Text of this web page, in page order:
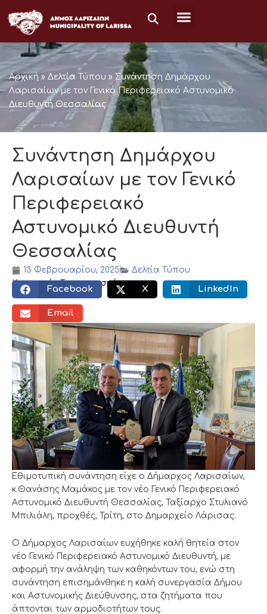
στο
περιεχόμενο
Αρχική » Δελτία Τύπου » Συνάντηση Δημάρχου
Λαρισαίων με τον Γενικό Περιφερειακό Αστυνομικό
Διευθυντή Θεσσαλίας
Συνάντηση Δημάρχου
Λαρισαίων με τον Γενικό
Περιφερειακό
Αστυνομικό Διευθυντή
Θεσσαλίας
13 Φεβρουαρίου, 2025
Δελτία Τύπου
Κοινωνικός διαμοιρασμός:
Facebook X LinkedIn
Email
Εθιμοτυπική συνάντηση είχε ο Δήμαρχος Λαρισαίων,
κ.Θανάσης Μαμάκος με τον νέο Γενικό Περιφερειακό
Αστυνομικό Διευθυντή Θεσσαλίας, Ταξίαρχο Στυλιανό
Μπιλιάλη, προχθές, Τρίτη, στο Δημαρχείο Λάρισας.
Ο Δήμαρχος Λαρισαίων ευχήθηκε καλή θητεία στον
νέο Γενικό Περιφερειακό Αστυνομικό Διευθυντή, με
αφορμή την ανάληψη των καθηκόντων του, ενώ στη
συνάντηση επισημάνθηκε η καλή συνεργασία Δήμου
και Αστυνομικής Διεύθυνσης, στα ζητήματα που
άπτονται των αρμοδιοτήτων τους.